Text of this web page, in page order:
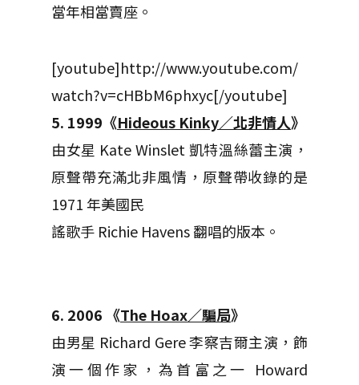
當年相當賣座。
[youtube]http://www.youtube.com/
watch?v=cHBbM6phxyc[/youtube]
5. 1999《Hideous Kinky／北非情人》
由女星 Kate Winslet 凱特溫絲蕾主演，
原聲帶充滿北非風情，原聲帶收錄的是
1971 年美國民
謠歌手 Richie Havens 翻唱的版本。
6. 2006 《The Hoax／騙局》
由男星 Richard Gere 李察吉爾主演，飾
演一個作家，為首富之一 Howard